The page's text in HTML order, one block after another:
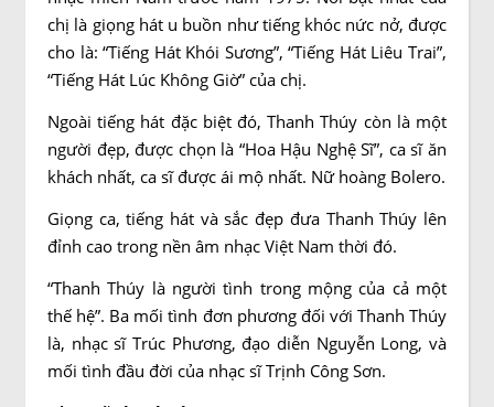
chị là giọng hát u buồn như tiếng khóc nức nở, được
cho là: “Tiếng Hát Khói Sương”, “Tiếng Hát Liêu Trai”,
“Tiếng Hát Lúc Không Giờ” của chị.
Ngoài tiếng hát đặc biệt đó, Thanh Thúy còn là một
người đẹp, được chọn là “Hoa Hậu Nghệ Sĩ”, ca sĩ ăn
khách nhất, ca sĩ được ái mộ nhất. Nữ hoàng Bolero.
Giọng ca, tiếng hát và sắc đẹp đưa Thanh Thúy lên
đỉnh cao trong nền âm nhạc Việt Nam thời đó.
“Thanh Thúy là người tình trong mộng của cả một
thế hệ”. Ba mối tình đơn phương đối với Thanh Thúy
là, nhạc sĩ Trúc Phương, đạo diễn Nguyễn Long, và
mối tình đầu đời của nhạc sĩ Trịnh Công Sơn.